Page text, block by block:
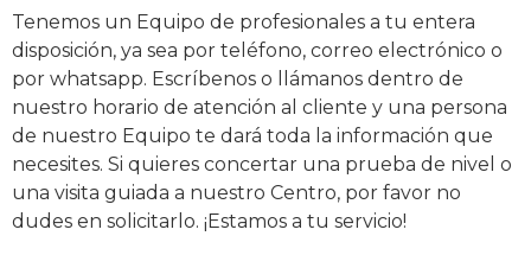
Tenemos un Equipo de profesionales a tu entera
disposición, ya sea por teléfono, correo electrónico o
por whatsapp. Escríbenos o llámanos dentro de
nuestro horario de atención al cliente y una persona
de nuestro Equipo te dará toda la información que
necesites. Si quieres concertar una prueba de nivel o
una visita guiada a nuestro Centro, por favor no
dudes en solicitarlo. ¡Estamos a tu servicio!